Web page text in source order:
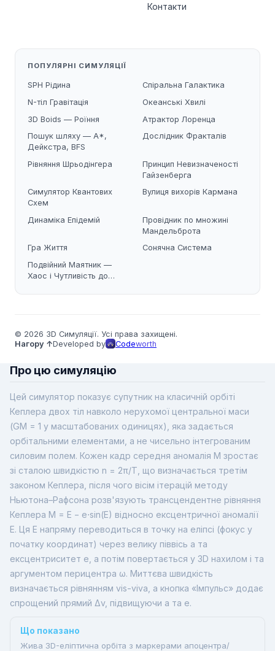
Контакти
ПОПУЛЯРНІ СИМУЛЯЦІЇ
SPH Рідина
Спіральна Галактика
N-тіл Гравітація
Океанські Хвилі
3D Boids — Роїння
Атрактор Лоренца
Пошук шляху — A*,
Дейкстра, BFS
Дослідник Фракталів
Рівняння Шрьодінгера
Принцип Невизначеності
Гайзенберга
Симулятор Квантових
Схем
Вулиця вихорів Кармана
Динаміка Епідемій
Провідник по множині
Мандельброта
Гра Життя
Сонячна Система
Подвійний Маятник —
Хаос і Чутливість до
© 2026 3D Симуляції. Усі права захищені.
Нагору ↑Developed by Codeworth
Про цю симуляцію
Цей симулятор показує супутник на класичній орбіті
Кеплера двох тіл навколо нерухомої центральної маси
(GM = 1 у масштабованих одиницях), яка задається
орбітальними елементами, а не чисельно інтегрованим
силовим полем. Кожен кадр середня аномалія M зростає
зі сталою швидкістю n = 2π/T, що визначається третім
законом Кеплера, після чого вісім ітерацій методу
Ньютона–Рафсона розв'язують трансцендентне рівняння
Кеплера M = E − e⋅sin(E) відносно ексцентричної аномалії
E. Ця E напряму переводиться в точку на еліпсі (фокус у
початку координат) через велику піввісь a та
ексцентриситет e, а потім повертається у 3D нахилом i та
аргументом перицентра ω. Миттєва швидкість
визначається рівнянням vis-viva, а кнопка «Імпульс» додає
спрощений прямий Δv, підвищуючи a та e.
Що показано
Жива 3D-еліптична орбіта з маркерами апоцентра/